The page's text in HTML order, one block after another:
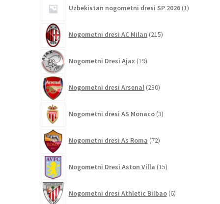
Uzbekistan nogometni dresi SP 2026 1izdelek
Nogometni dresi AC Milan 215izdelkov
Nogometni Dresi Ajax 19izdelkov
Nogometni dresi Arsenal 230izdelkov
Nogometni dresi AS Monaco 3izdelki
Nogometni dresi As Roma 72izdelkov
Nogometni Dresi Aston Villa 15izdelkov
Nogometni dresi Athletic Bilbao 6izdelkov